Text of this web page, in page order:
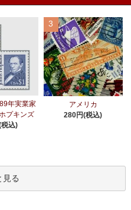
年実業家
プキンズ
込)
3
アメリカ
280円(税込)
見る